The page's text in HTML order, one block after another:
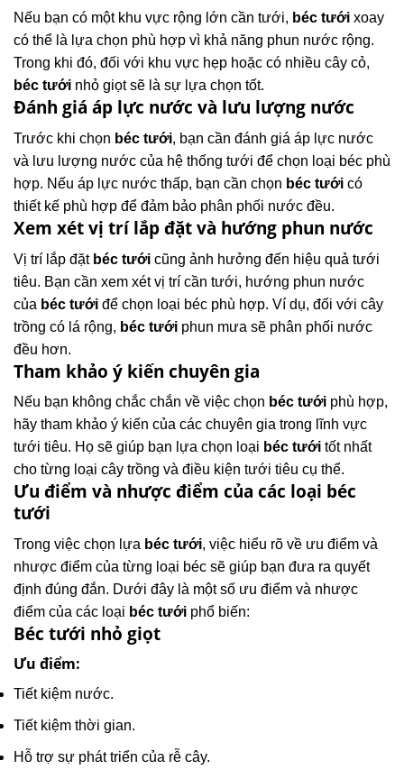
Nếu bạn có một khu vực rộng lớn cần tưới, béc tưới xoay
có thể là lựa chọn phù hợp vì khả năng phun nước rộng.
Trong khi đó, đối với khu vực hẹp hoặc có nhiều cây cỏ,
béc tưới nhỏ giọt sẽ là sự lựa chọn tốt.
Đánh giá áp lực nước và lưu lượng nước
Trước khi chọn béc tưới, bạn cần đánh giá áp lực nước
và lưu lượng nước của hệ thống tưới để chọn loại béc phù
hợp. Nếu áp lực nước thấp, bạn cần chọn béc tưới có
thiết kế phù hợp để đảm bảo phân phối nước đều.
Xem xét vị trí lắp đặt và hướng phun nước
Vị trí lắp đặt béc tưới cũng ảnh hưởng đến hiệu quả tưới
tiêu. Bạn cần xem xét vị trí cần tưới, hướng phun nước
của béc tưới để chọn loại béc phù hợp. Ví dụ, đối với cây
trồng có lá rộng, béc tưới phun mưa sẽ phân phối nước
đều hơn.
Tham khảo ý kiến chuyên gia
Nếu bạn không chắc chắn về việc chọn béc tưới phù hợp,
hãy tham khảo ý kiến của các chuyên gia trong lĩnh vực
tưới tiêu. Họ sẽ giúp bạn lựa chọn loại béc tưới tốt nhất
cho từng loại cây trồng và điều kiện tưới tiêu cụ thể.
Ưu điểm và nhược điểm của các loại béc
tưới
Trong việc chọn lựa béc tưới, việc hiểu rõ về ưu điểm và
nhược điểm của từng loại béc sẽ giúp bạn đưa ra quyết
định đúng đắn. Dưới đây là một số ưu điểm và nhược
điểm của các loại béc tưới phổ biến:
Béc tưới nhỏ giọt
Ưu điểm:
Tiết kiệm nước.
Tiết kiệm thời gian.
Hỗ trợ sự phát triển của rễ cây.